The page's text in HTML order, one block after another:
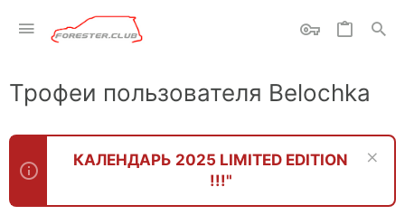
Трофеи пользователя Belochka
КАЛЕНДАРЬ 2025 LIMITED EDITION
!!!"